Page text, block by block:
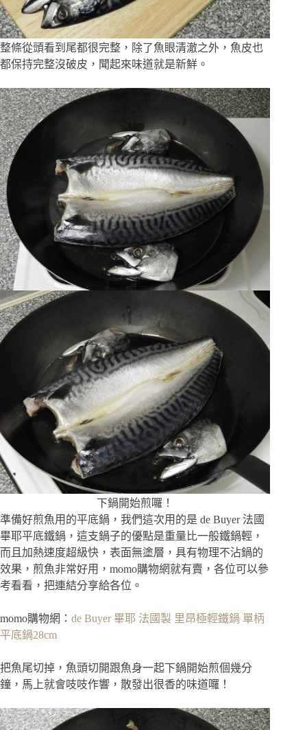
整條從頭看到尾都很完整，除了魚眼清澈之外，魚皮也
都保持完整沒破皮，聞起來味道就是新鮮。
下鍋開始煎囉！
準備好煎魚用的平底鍋，我們這次用的是 de Buyer 法國
畢耶平底鐵鍋，這支鍋子的優點是重量比一般鐵鍋輕，
而且加熱速度超級快，表面無塗層，具有物理不沾鍋的
效果，煎魚非常好用，momo購物網就有賣，各位可以參
考看看，把連結分享給各位。
momo購物網： de Buyer 畢耶 法國製 里昂極輕鐵鍋 單柄
平底鍋28cm
把魚尾切掉，魚頭切開跟魚身一起下鍋開始煎個幾分
鐘，馬上就會吱吱作響，散發出很香的味道囉！